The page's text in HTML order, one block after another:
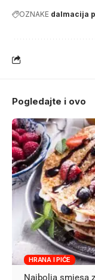
OZNAKE dalmacija
Pogledajte i ovo
HRANA I PIĆE
Najbolja smjesa